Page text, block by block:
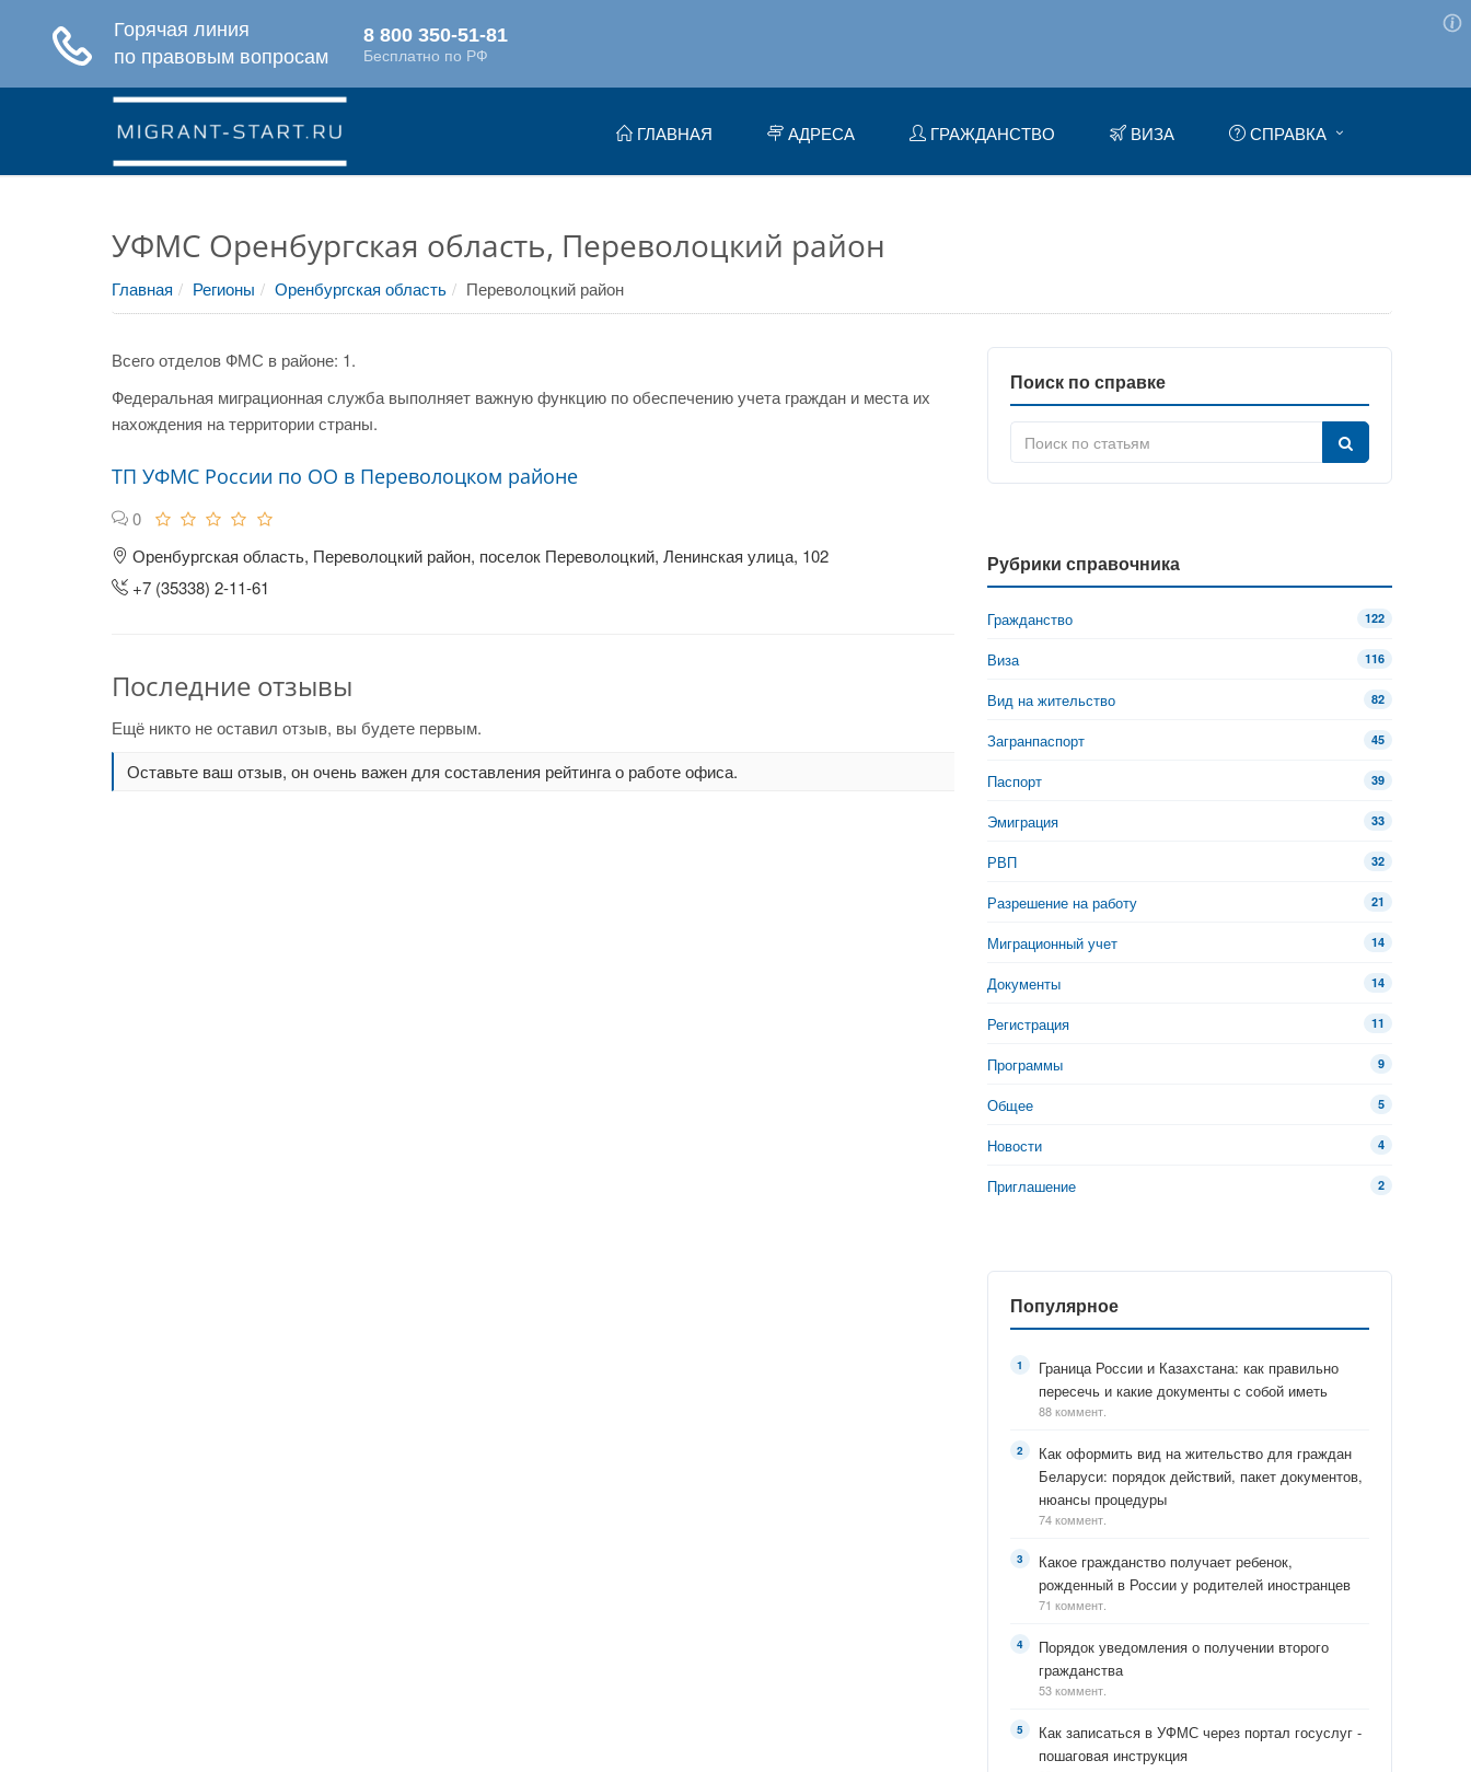
ГЛАВНАЯ АДРЕСА ГРАЖДАНСТВО ВИЗА СПРАВКА
УФМС Оренбургская область, Переволоцкий район
Главная Регионы Оренбургская область Переволоцкий район
Всего отделов ФМС в районе: 1.
Федеральная миграционная служба выполняет важную функцию по обеспечению учета граждан и места их
нахождения на территории страны.
ТП УФМС России по ОО в Переволоцком районе
0
Оренбургская область, Переволоцкий район, поселок Переволоцкий, Ленинская улица, 102
+7 (35338) 2-11-61
Последние отзывы
Ещё никто не оставил отзыв, вы будете первым.
Оставьте ваш отзыв, он очень важен для составления рейтинга о работе офиса.
Поиск по справке
Рубрики справочника
Гражданство 122
Виза 116
Вид на жительство 82
Загранпаспорт 45
Паспорт 39
Эмиграция 33
РВП 32
Разрешение на работу 21
Миграционный учет 14
Документы 14
Регистрация 11
Программы 9
Общее 5
Новости 4
Приглашение 2
Популярное
Граница России и Казахстана: как правильно
пересечь и какие документы с собой иметь
88 коммент.
Как оформить вид на жительство для граждан
Беларуси: порядок действий, пакет документов,
нюансы процедуры
74 коммент.
Какое гражданство получает ребенок,
рожденный в России у родителей иностранцев
71 коммент.
Порядок уведомления о получении второго
гражданства
53 коммент.
Как записаться в УФМС через портал госуслуг -
пошаговая инструкция